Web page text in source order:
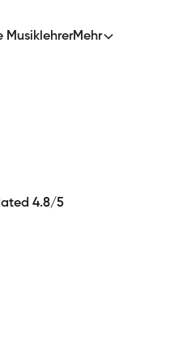
MusiklehrerMehr
4.8/5